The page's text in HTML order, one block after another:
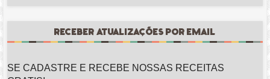
RECEBER ATUALIZAÇÕES POR EMAIL
SE CADASTRE E RECEBE NOSSAS RECEITAS